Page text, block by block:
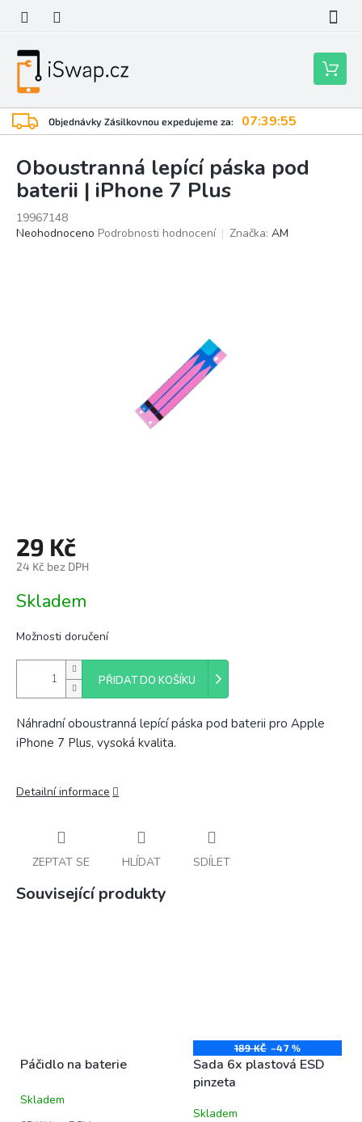
obsah
Objednávky Zásilkovnou expedujeme za: 07:39:55
Nákupní
košík
Oboustranná lepící páska pod
baterii | iPhone 7 Plus
19967148
Průměrné
Neohodnoceno Podrobnosti hodnocení Značka: AM
29 Kč
24 Kč bez DPH
cena:
Skladem
Možnosti doručení
PŘIDAT DO KOŠÍKU
Náhradní oboustranná lepící páska pod baterii pro Apple
iPhone 7 Plus, vysoká kvalita.
Detailní informace
ZEPTAT SE HLÍDAT SDÍLET
Související produkty
Páčidlo na baterie
Průměrné
Skladem
189 KČ –47 %
Sada 6x plastová ESD
pinzeta
Skladem